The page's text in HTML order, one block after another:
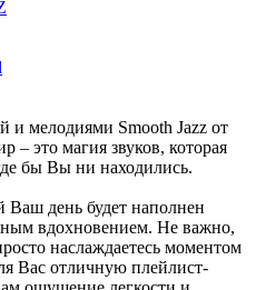
и мелодиями Smooth Jazz от
это магия звуков, которая
бы Вы ни находились.
день будет наполнен
вдохновением. Не важно,
наслаждаетесь моментом
Вас отличную плейлист-